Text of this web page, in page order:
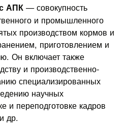
АПК — совокупность
и промышленного
производством кормов и
приготовлением и
Он включает также
и производственно-
специализированных
научных
и переподготовке кадров
др.